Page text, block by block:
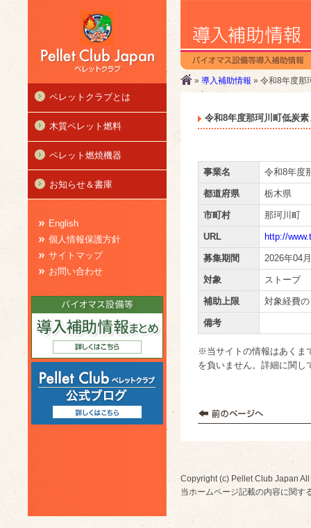
» 導入補助情報 » 令和8年度那
令和8年度那珂川町低炭
事業名 令和8年度
都道府県 栃木県
市町村 那珂川町
URL http://
募集期間 2026年04
対象 ストーブ
補助上限 対象経費
備考
※当サイトの情報はあくま
を負いません。詳細に関し
ペレットクラブとは
木質ペレット燃料
ペレット燃焼機器
お知らせ＆書庫
English
個人情報保護方針
サイトマップ
お問い合わせ
Copyright (c) Pellet Club Japan
当ホームページ記載の内容に関す